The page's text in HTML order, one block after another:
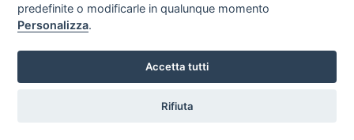
Copyright © 2008
SVILUPPO TURISMO ITALIA S.r.L. unipersonale
P.IVA: 01665350433 - R.E.A. FM-195884 Via A. Costa, 2
63822 Porto San Giorgio (FM)
predefinite o modificarle in qualunque momento
Personalizza.
Accetta tutti
Rifiuta